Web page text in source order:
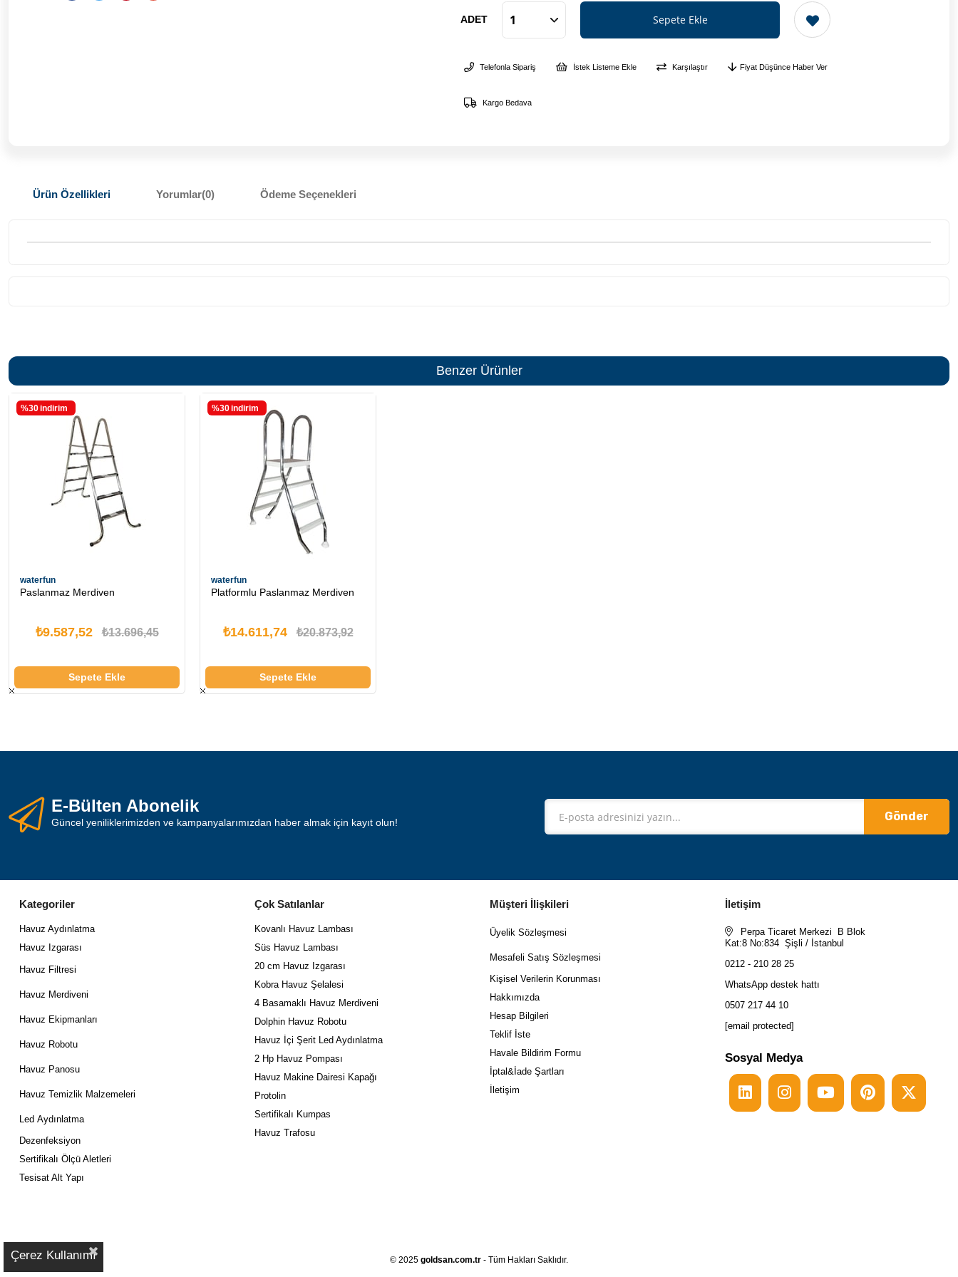
ADET
Telefonla Sipariş İstek Listeme Ekle Karşılaştır Fiyat Düşünce Haber Ver
Kargo Bedava
Ürün Özellikleri Yorumlar(0) Ödeme Seçenekleri
Benzer Ürünler
waterfun
Paslanmaz Merdiven
₺9.587,52 ₺13.696,45
Sepete Ekle
%30i̇ndirim
waterfun
Platformlu Paslanmaz Merdiven
₺14.611,74 ₺20.873,92
Sepete Ekle
%30i̇ndirim
E-Bülten Abonelik
Güncel yeniliklerimizden ve kampanyalarımızdan haber almak için kayıt olun! Gönder
Kategoriler
Havuz Aydınlatma
Havuz Izgarası
Havuz Filtresi
Havuz Merdiveni
Havuz Ekipmanları
Havuz Robotu
Havuz Panosu
Havuz Temizlik Malzemeleri
Led Aydınlatma
Dezenfeksiyon
Sertifikalı Ölçü Aletleri
Tesisat Alt Yapı
Çok Satılanlar
Kovanlı Havuz Lambası
Süs Havuz Lambası
20 cm Havuz Izgarası
Kobra Havuz Şelalesi
4 Basamaklı Havuz Merdiveni
Dolphin Havuz Robotu
Havuz İçi Şerit Led Aydınlatma
2 Hp Havuz Pompası
Havuz Makine Dairesi Kapağı
Protolin
Sertifikalı Kumpas
Havuz Trafosu
Müşteri İlişkileri
Üyelik Sözleşmesi
Mesafeli Satış Sözleşmesi
Kişisel Verilerin Korunması
Hakkımızda
Hesap Bilgileri
Teklif İste
Havale Bildirim Formu
İptal&İade Şartları
İletişim
İletişim
Perpa Ticaret Merkezi B Blok
Kat:8 No:834 Şişli / İstanbul
0212 - 210 28 25
WhatsApp destek hattı
0507 217 44 10
[email protected]
Sosyal Medya
© 2025 goldsan.com.tr - Tüm Hakları Saklıdır.
Çerez Kullanımı